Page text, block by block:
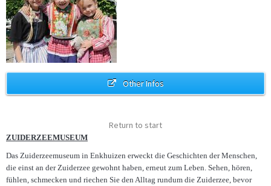
Other Infos
Return to start
ZUIDERZEEMUSEUM
Das Zuiderzeemuseum in Enkhuizen erweckt die Geschichten der Menschen,
die einst an der Zuiderzee gewohnt haben, erneut zum Leben. Sehen, hören,
fühlen, schmecken und riechen Sie den Alltag rundum die Zuiderzee, bevor